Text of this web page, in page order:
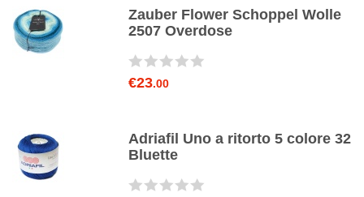
Zauber Flower Schoppel Wolle
2507 Overdose
€23.00
Adriafil Uno a ritorto 5 colore 32
Bluette